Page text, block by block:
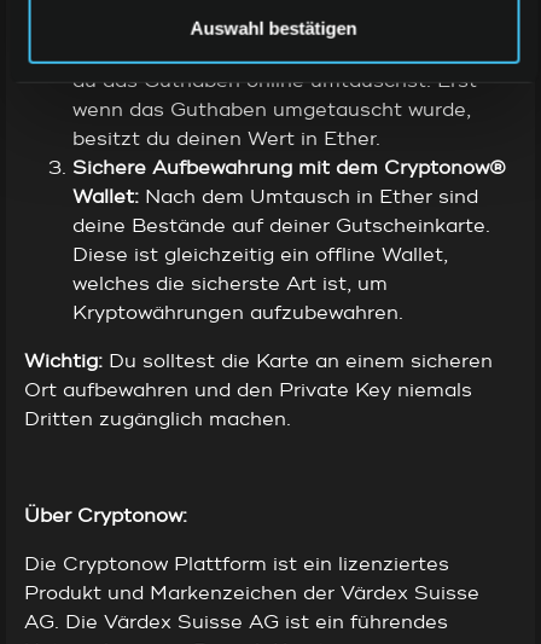
Auswahl bestätigen
www.cryptonow.ch/go.Wichtig
du das Guthaben online umtauschst. Erst
wenn das Guthaben umgetauscht wurde,
besitzt du deinen Wert in Ether.
Sichere Aufbewahrung mit dem Cryptonow®
Wallet: Nach dem Umtausch in Ether sind
deine Bestände auf deiner Gutscheinkarte.
Diese ist gleichzeitig ein offline Wallet,
welches die sicherste Art ist, um
Kryptowährungen aufzubewahren.
Wichtig: Du solltest die Karte an einem sicheren
Ort aufbewahren und den Private Key niemals
Dritten zugänglich machen.
Über Cryptonow:
Die Cryptonow Plattform ist ein lizenziertes
Produkt und Markenzeichen der Värdex Suisse
AG. Die Värdex Suisse AG ist ein führendes